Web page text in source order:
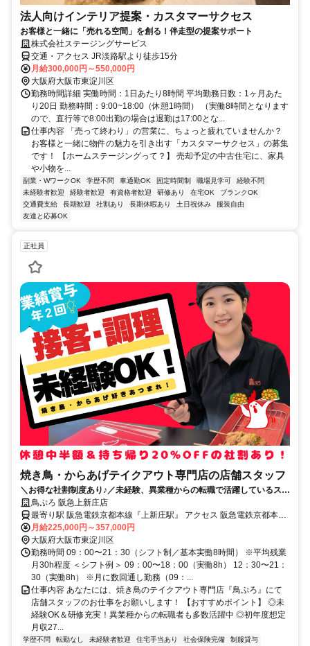
法人向けインテリア提案・カスタマーサクセス
お客様と一緒に「売れる空間」を創る！伴走型の提案サポート
株式会社ステージングサービス
交通・アクセス JR淡路駅より徒歩15分
月給300,000円～550,000円
大阪府大阪市東淀川区
勤務時間詳細 実働時間：1日あたり8時間 平均勤務日数：1ヶ月あた
り20日 勤務時間：9:00~18:00（休憩1時間） （実働8時間となります
ので、直行等で8:00出勤の場合は退勤は17:00とな...
仕事内容 「売って終わり」の営業に、ちょっと疲れていませんか？
お客様と一緒に物件の魅力を引き出す「カスタマーサクセス」の募集
です！ 【ホームステージングって？】 売却予定の中古住宅に、家具
や小物を...
副業・WワークOK 学歴不問 車通勤OK 固定時間制 職場見学可
経験不問
未経験者歓迎
経験者歓迎 有資格者歓迎 研修あり 在宅OK
ブランクOK
交通費支給
長期歓迎 社割あり 長期休暇あり 土日祝休み
服装自由
友達と応募OK
正社員
焼き鳥・からあげテイクアウト専門店の店舗スタッフ
＼お得な社割制度あり♪／未経験、異業種からの転職で活躍しているスタ
ッフ多数在籍！
鳥ぷろ 阪急上新庄店
最寄り駅 阪急電鉄京都本線『上新庄駅』 アクセス 阪急電鉄京都本線
『上新庄駅』直結駅ビル
月給225,000円～357,000円
大阪府大阪市東淀川区
勤務時間 09：00〜21：30（シフト制／基本実働8時間） ※平均残業
月30h程度 ＜シフト例＞ 09：00〜18：00（実働8h） 12：30〜21：
30（実働8h） ※月に数回通し勤務（09：...
仕事内容 あなたには、焼き鳥のテイクアウト専門店『鳥ぷろ』にて
店舗スタッフのお仕事をお願いします！ 【おすすめポイント】 ◎未
経験OK＆研修充実！異業種からの転職者も多数活躍中 ◎初年度想定
月収27...
学歴不問 転勤なし 未経験者歓迎 住宅手当あり 社会保険完備
制服貸与